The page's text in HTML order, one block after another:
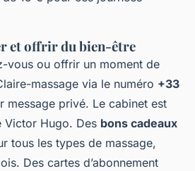
et offrir du bien-être
vous ou offrir un moment de
massage via le numéro +33
message privé. Le cabinet est
Victor Hugo. Des bons cadeaux
tous les types de massage,
Des cartes d’abonnement